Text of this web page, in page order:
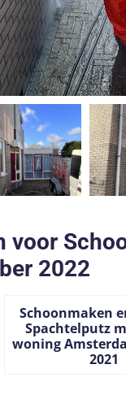
voor
2022
Schoonmaken
Spachtelputz
woning
2021